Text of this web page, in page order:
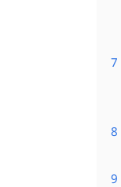
7
8
9